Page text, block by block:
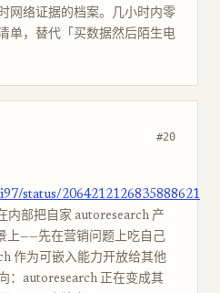
网络证据的档案。几小时内零
单，替代「买数据然后陌生电
#20
status/2064212126835888621
内部把自家 autoresearch 产
上——先在营销问题上吃自己
作为可嵌入能力开放给其他
：autoresearch 正在变成其